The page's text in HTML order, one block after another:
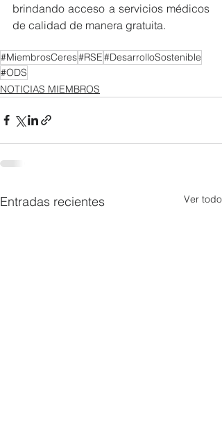
brindando acceso a servicios médicos
de calidad de manera gratuita.
#MiembrosCeres#RSE#DesarrolloSostenible
#ODS
NOTICIAS MIEMBROS
Entradas recientes Ver todo